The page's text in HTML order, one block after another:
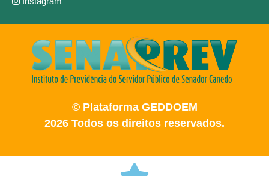
© Plataforma GEDDOEM
2026 Todos os direitos reservados.